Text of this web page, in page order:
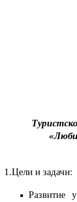
Туристско
1.Цели и задачи:
Развитие